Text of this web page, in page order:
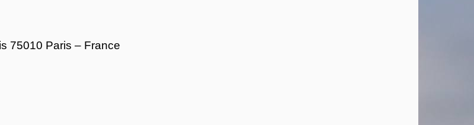
75010 Paris – France